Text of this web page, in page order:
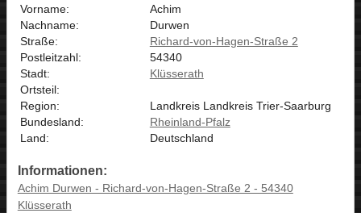
Vorname:
Achim
Nachname:
Durwen
Straße:
Richard-von-Hagen-Straße 2
Postleitzahl:
54340
Stadt:
Klüsserath
Ortsteil:
Region:
Landkreis Landkreis Trier-Saarburg
Bundesland:
Rheinland-Pfalz
Land:
Deutschland
Informationen:
Achim Durwen - Richard-von-Hagen-Straße 2 - 54340
Klüsserath